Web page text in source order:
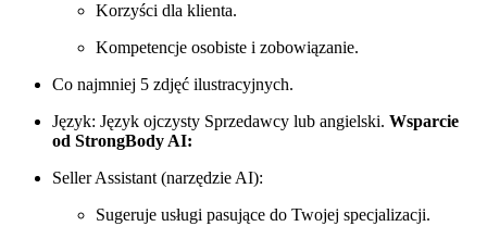
Korzyści dla klienta.
Kompetencje osobiste i zobowiązanie.
Co najmniej 5 zdjęć ilustracyjnych.
Język: Język ojczysty Sprzedawcy lub angielski. Wsparcie
od StrongBody AI:
Seller Assistant (narzędzie AI):
Sugeruje usługi pasujące do Twojej specjalizacji.